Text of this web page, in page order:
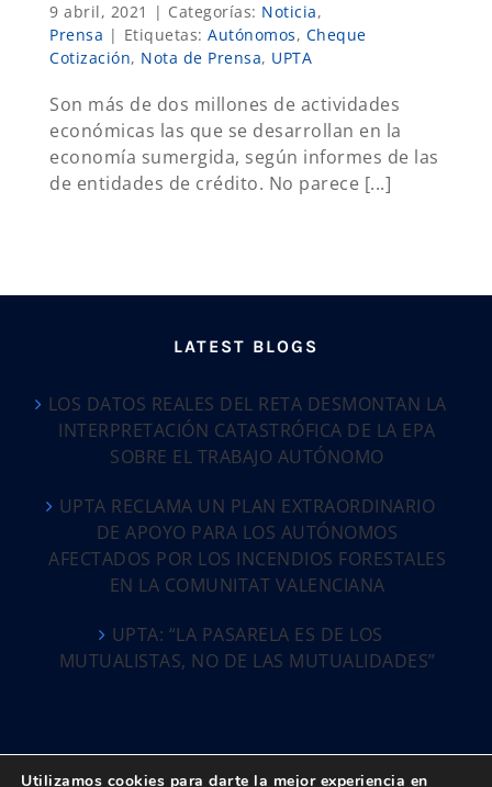
9 abril, 2021 | Categorías: Noticia,
Prensa | Etiquetas: Autónomos, Cheque
Cotización, Nota de Prensa, UPTA
Son más de dos millones de actividades
económicas las que se desarrollan en la
economía sumergida, según informes de las
de entidades de crédito. No parece [...]
LATEST BLOGS
LOS DATOS REALES DEL RETA DESMONTAN LA
INTERPRETACIÓN CATASTRÓFICA DE LA EPA
SOBRE EL TRABAJO AUTÓNOMO
UPTA RECLAMA UN PLAN EXTRAORDINARIO
DE APOYO PARA LOS AUTÓNOMOS
AFECTADOS POR LOS INCENDIOS FORESTALES
EN LA COMUNITAT VALENCIANA
UPTA: “LA PASARELA ES DE LOS
MUTUALISTAS, NO DE LAS MUTUALIDADES”
Utilizamos cookies para darte la mejor experiencia en